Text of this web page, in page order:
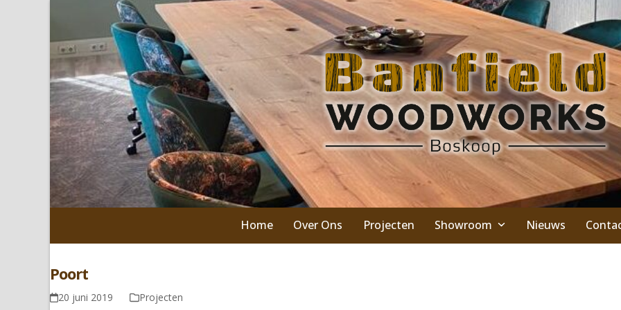
Home Over Ons Projecten Showroom Nieuws
Poort
20 juni 2019 Projecten